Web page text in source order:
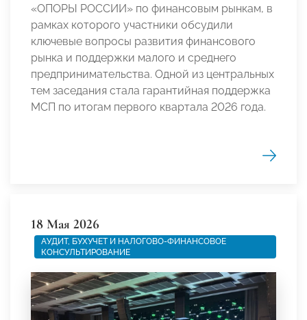
«ОПОРЫ РОССИИ» по финансовым рынкам, в
рамках которого участники обсудили
ключевые вопросы развития финансового
рынка и поддержки малого и среднего
предпринимательства. Одной из центральных
тем заседания стала гарантийная поддержка
МСП по итогам первого квартала 2026 года.
18 Мая 2026
АУДИТ, БУХУЧЕТ И НАЛОГОВО-ФИНАНСОВОЕ
КОНСУЛЬТИРОВАНИЕ